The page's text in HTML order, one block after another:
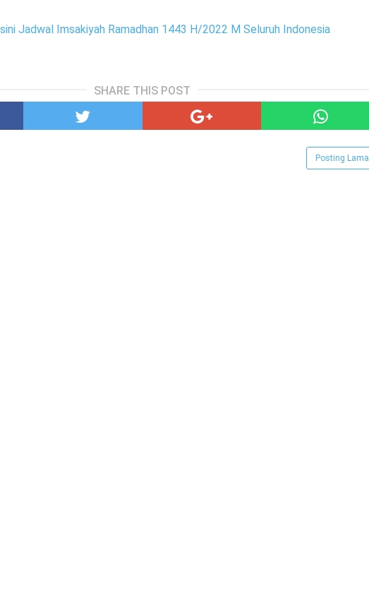
Jadwal Imsakiyah Ramadhan 1443 H/2022 M Seluruh Indonesia
SHARE THIS POST
Posting Lama